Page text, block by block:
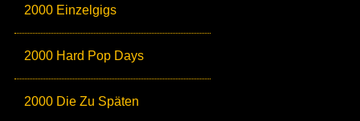
2000 Einzelgigs
2000 Hard Pop Days
2000 Die Zu Späten